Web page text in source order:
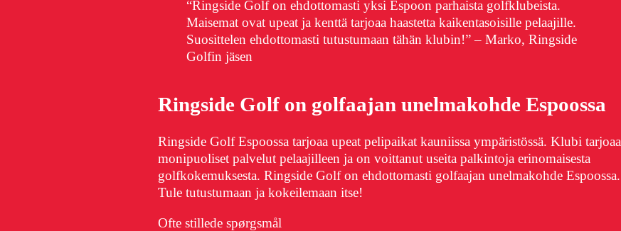
“Ringside Golf on ehdottomasti yksi Espoon parhaista golfklubeista.
Maisemat ovat upeat ja kenttä tarjoaa haastetta kaikentasoisille pelaajille.
Suosittelen ehdottomasti tutustumaan tähän klubin!” – Marko, Ringside
Golfin jäsen
Ringside Golf on golfaajan unelmakohde Espoossa
Ringside Golf Espoossa tarjoaa upeat pelipaikat kauniissa ympäristössä. Klubi tarjoaa
monipuoliset palvelut pelaajilleen ja on voittanut useita palkintoja erinomaisesta
golfkokemuksesta. Ringside Golf on ehdottomasti golfaajan unelmakohde Espoossa.
Tule tutustumaan ja kokeilemaan itse!
Ofte stillede spørgsmål